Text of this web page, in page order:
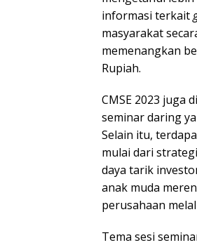
informasi terkait
masyarakat
memenangkan
Rupiah.
CMSE 2023 juga
seminar daring
Selain itu,
mulai dari
daya tarik
anak muda
perusahaan
Tema sesi